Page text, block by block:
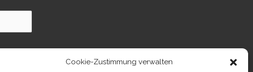
Cookie-Zustimmung verwalten